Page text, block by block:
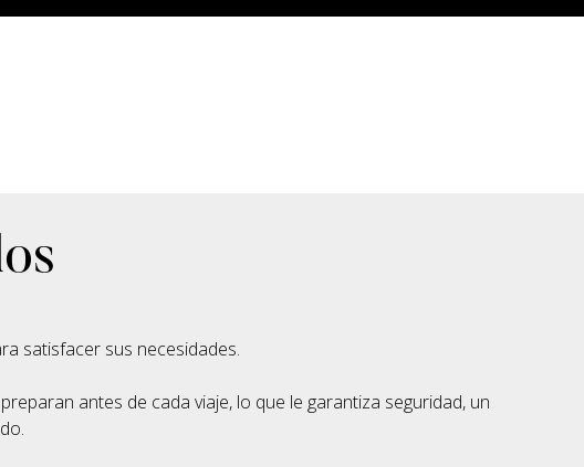
satisfacer sus necesidades.
antes de cada viaje, lo que le garantiza seguridad, un